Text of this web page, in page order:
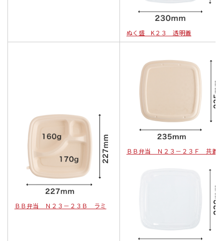
ぬく盛 K２３ 透明蓋
ＢＢ弁当 Ｎ２３－２３Ｂ ラミ
ＢＢ弁当 Ｎ２３－２３Ｆ 共蓋